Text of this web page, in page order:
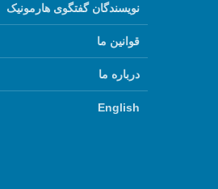
نویسندگان گفتگوی هارمونیک
قوانین ما
درباره ما
English